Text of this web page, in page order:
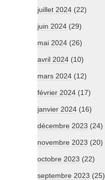
juillet 2024 (22)
juin 2024 (29)
mai 2024 (26)
avril 2024 (10)
mars 2024 (12)
février 2024 (17)
janvier 2024 (16)
décembre 2023 (24)
novembre 2023 (20)
octobre 2023 (22)
septembre 2023 (25)